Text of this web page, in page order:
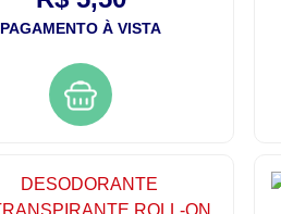
PAGAMENTO À VISTA